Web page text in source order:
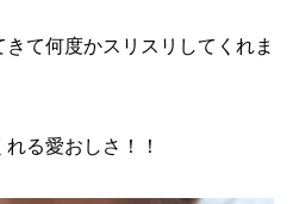
て何度かスリスリしてくれま
る愛おしさ！！